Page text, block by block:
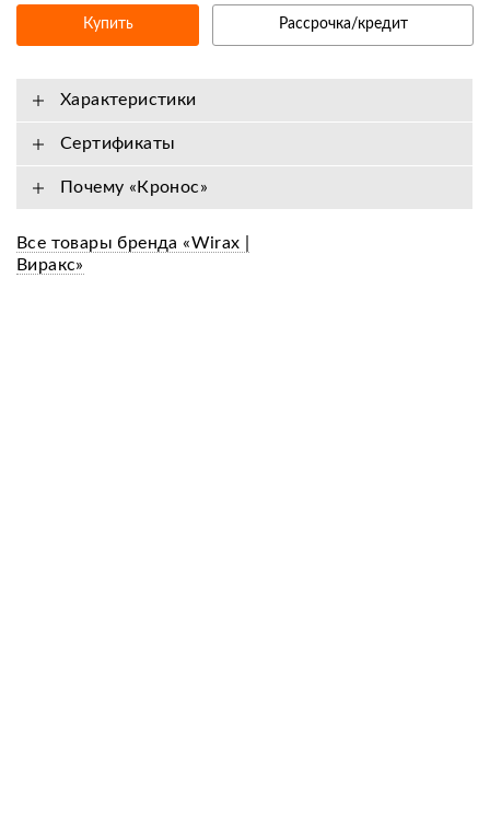
Купить Рассрочка/кредит
Характеристики
Сертификаты
Почему «Кронос»
Все товары бренда «Wirax |
Виракс»